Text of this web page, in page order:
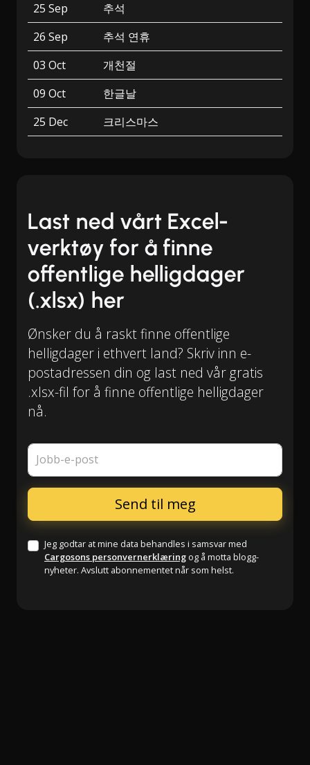
25 Sep
추석
26 Sep
추석 연휴
03 Oct
개천절
09 Oct
한글날
25 Dec
크리스마스
Last ned vårt Excel-
verktøy for å finne
offentlige helligdager
(.xlsx) her
Ønsker du å raskt finne offentlige
helligdager i ethvert land? Skriv inn e-
postadressen din og last ned vår gratis
.xlsx-fil for å finne offentlige helligdager
nå.
Jobb-e-post
Jeg godtar at mine data behandles i samsvar med
Cargosons personvernerklæring og å motta blogg-
nyheter. Avslutt abonnementet når som helst.